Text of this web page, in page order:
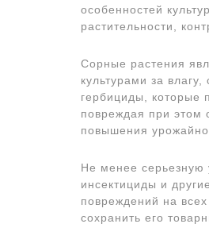
особенностей
растительности,
Сорные растения
культурами за
гербициды, которые
повреждая при этом
повышения
Не менее серьезную
инсектициды и
повреждений на
сохранить его